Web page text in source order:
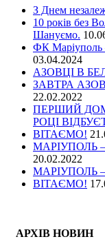
З Днем
10 років без
Шануємо.
ФК Маріуполь
03.04.2024
АЗОВЦІ В
ЗАВТРА
22.02.2022
ПЕРШИЙ
РОЦІ
ВІТАЄМО!
МАРІУПОЛЬ
20.02.2022
МАРІУПОЛЬ
ВІТАЄМО!
АРХІВ НОВИН